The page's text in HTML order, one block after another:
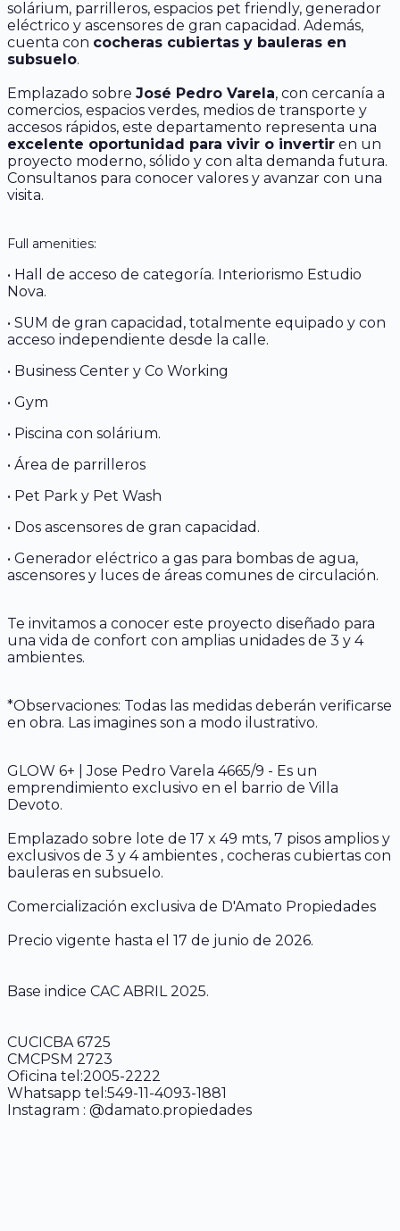
solárium, parrilleros, espacios pet friendly, generador
eléctrico y ascensores de gran capacidad. Además,
cuenta con cocheras cubiertas y bauleras en
subsuelo.
Emplazado sobre José Pedro Varela, con cercanía a
comercios, espacios verdes, medios de transporte y
accesos rápidos, este departamento representa una
excelente oportunidad para vivir o invertir en un
proyecto moderno, sólido y con alta demanda futura.
Consultanos para conocer valores y avanzar con una
visita.
Full amenities:
• Hall de acceso de categoría. Interiorismo Estudio
Nova.
• SUM de gran capacidad, totalmente equipado y con
acceso independiente desde la calle.
• Business Center y Co Working
• Gym
• Piscina con solárium.
• Área de parrilleros
• Pet Park y Pet Wash
• Dos ascensores de gran capacidad.
• Generador eléctrico a gas para bombas de agua,
ascensores y luces de áreas comunes de circulación.
Te invitamos a conocer este proyecto diseñado para
una vida de confort con amplias unidades de 3 y 4
ambientes.
*Observaciones: Todas las medidas deberán verificarse
en obra. Las imagines son a modo ilustrativo.
GLOW 6+ | Jose Pedro Varela 4665/9 - Es un
emprendimiento exclusivo en el barrio de Villa
Devoto.
Emplazado sobre lote de 17 x 49 mts, 7 pisos amplios y
exclusivos de 3 y 4 ambientes , cocheras cubiertas con
bauleras en subsuelo.
Comercialización exclusiva de D'Amato Propiedades
Precio vigente hasta el 17 de junio de 2026.
Base indice CAC ABRIL 2025.
CUCICBA 6725
CMCPSM 2723
Oficina tel:2005-2222
Whatsapp tel:549-11-4093-1881
Instagram : @damato.propiedades